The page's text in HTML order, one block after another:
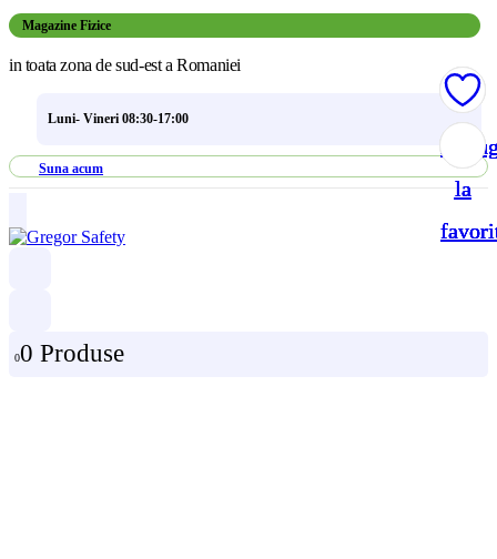
Magazine Fizice
in toata zona de sud-est a Romaniei
Luni- Vineri 08:30-17:00
Suna acum
00 Produse
la
la
la
la